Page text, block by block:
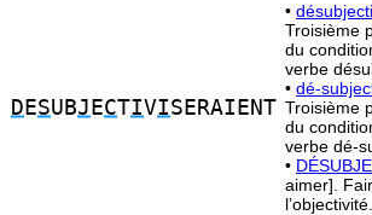
D ESUBJ ECTIVISERAIENT
•
Troisième
du
verbe
• dé-
Troisième
du
verbe dé-
•
aimer].
l’objectivité.